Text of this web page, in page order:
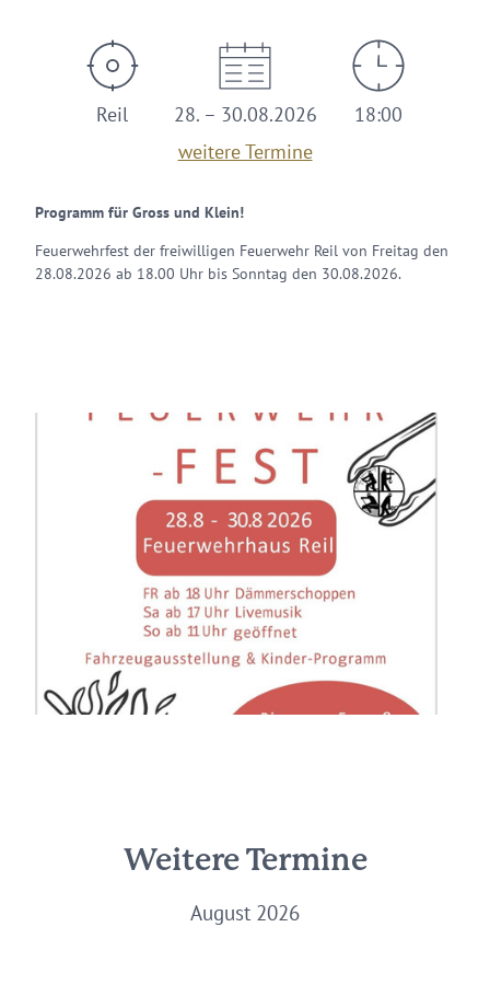
Reil
28. – 30.08.2026
weitere Termine
18:00
Programm für Gross und Klein!
Feuerwehrfest der freiwilligen Feuerwehr Reil von Freitag den
28.08.2026 ab 18.00 Uhr bis Sonntag den 30.08.2026.
Weitere Termine
August 2026